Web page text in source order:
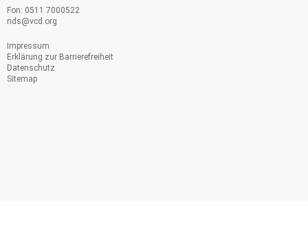
Fon: 0511 7000522
nds@vcd.org
Impressum
Erklärung zur Barrierefreiheit
Datenschutz
Sitemap